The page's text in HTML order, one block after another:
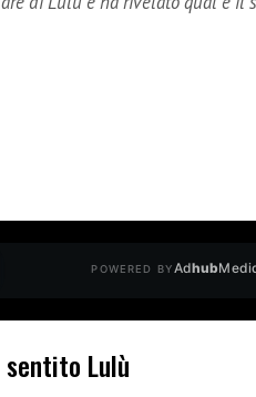
POWERED BYAdhub
sentito Lulù